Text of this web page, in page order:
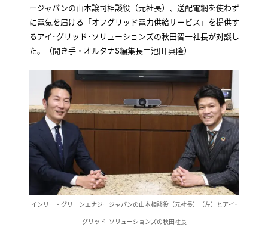
ージャパンの山本譲司相談役（元社長）、送配電網を使わず
に電気を届ける「オフグリッド電力供給サービス」を提供す
るアイ･グリッド･ソリューションズの秋田智一社長が対談し
た。（聞き手・オルタナS編集長＝池田 真隆）
インリー・グリーンエナジージャパンの山本相談役（元社長）（左）とアイ･
グリッド･ソリューションズの秋田社長